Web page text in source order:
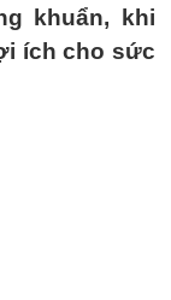
khuẩn, khi
ích cho sức